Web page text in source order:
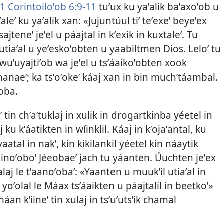
1 Corintoiloʼob 6:9-11 tuʼux ku yaʼalik baʼaxoʼob u
ku yaʼalik xan: «Jujuntúul tiʼ teʼexeʼ beyeʼex
jeʼel u páajtal in kʼexik in kuxtaleʼ. Tu
u yeʼeskoʼobten u yaabiltmen Dios. Leloʼ tu
wa jeʼel u tsʼáaikoʼobten xook
ka tsʼoʼokeʼ káaj xan in bin muchʼtáambal.
tin chʼaʼtuklaj in xulik in drogartkinba yéetel in
kʼáatikten in wíinklil. Káaj in kʼojaʼantal, ku
in nakʼ, kin kikilankil yéetel kin náaytik
Jéeobaeʼ jach tu yáanten. Úuchten jeʼex
le tʼaanoʼobaʼ: «Yaanten u muukʼil utiaʼal in
le Máax tsʼáaikten u páajtalil in beetkoʼ»
kʼiineʼ tin xulaj in tsʼuʼutsʼik chamal